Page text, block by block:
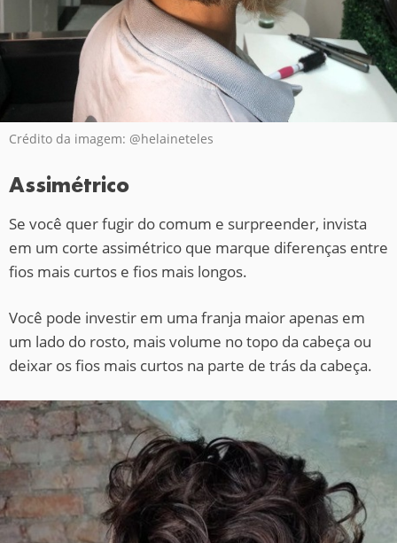
Crédito da imagem: @helaineteles
Assimétrico
Se você quer fugir do comum e surpreender, invista
em um corte assimétrico que marque diferenças entre
fios mais curtos e fios mais longos.
Você pode investir em uma franja maior apenas em
um lado do rosto, mais volume no topo da cabeça ou
deixar os fios mais curtos na parte de trás da cabeça.